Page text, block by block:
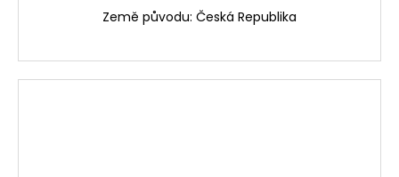
Země původu: Česká Republika